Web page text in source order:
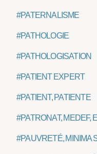
#PATERNALISME
#PATHOLOGIE
#PATHOLOGISATION
#PATIENT EXPERT
#PATIENT, PATIENTE
#PATRONAT, MEDEF,
#PAUVRETÉ, MINIMA